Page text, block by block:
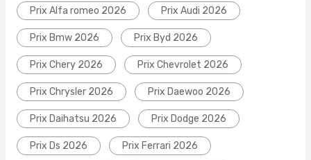
Prix Alfa romeo 2026 Prix Audi 2026
Prix Bmw 2026 Prix Byd 2026
Prix Chery 2026 Prix Chevrolet 2026
Prix Chrysler 2026 Prix Daewoo 2026
Prix Daihatsu 2026 Prix Dodge 2026
Prix Ds 2026 Prix Ferrari 2026